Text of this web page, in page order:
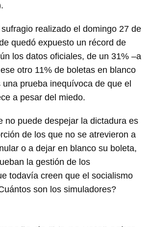
realizado el domingo 27 de
quedó expuesto un récord de
los datos oficiales, de un 31% –a
otro 11% de boletas en blanco
prueba inequívoca de que el
a pesar del miedo.
no puede despejar la dictadura es
de los que no se atrevieron a
o a dejar en blanco su boleta,
la gestión de los
todavía creen que el socialismo
son los simuladores?